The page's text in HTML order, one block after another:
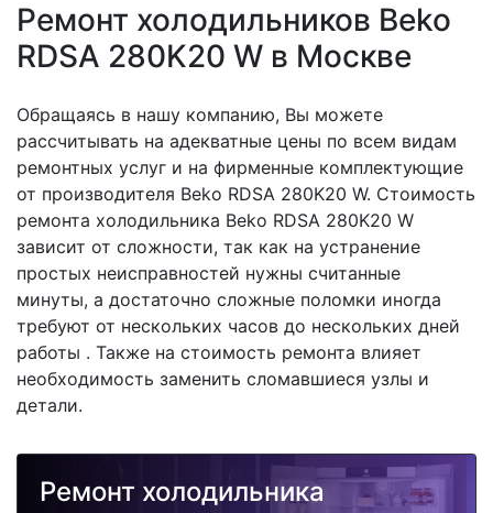
Ремонт холодильников Beko
RDSA 280K20 W в Москве
Обращаясь в нашу компанию, Вы можете
рассчитывать на адекватные цены по всем видам
ремонтных услуг и на фирменные комплектующие
от производителя Beko RDSA 280K20 W. Стоимость
ремонта холодильника Beko RDSA 280K20 W
зависит от сложности, так как на устранение
простых неисправностей нужны считанные
минуты, а достаточно сложные поломки иногда
требуют от нескольких часов до нескольких дней
работы . Также на стоимость ремонта влияет
необходимость заменить сломавшиеся узлы и
детали.
Ремонт холодильника